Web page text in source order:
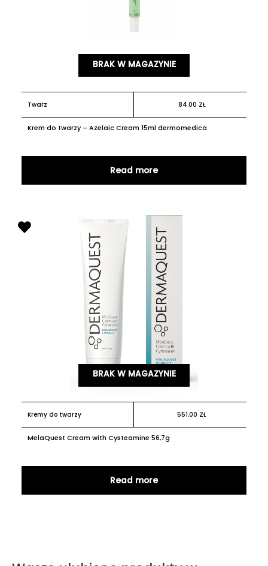
BRAK W MAGAZYNIE
Twarz 84.00 ZŁ
Krem do twarzy – Azelaic Cream 15ml dermomedica
Read more
BRAK W MAGAZYNIE
Kremy do twarzy 551.00 ZŁ
MelaQuest Cream with Cysteamine 56,7g
Read more